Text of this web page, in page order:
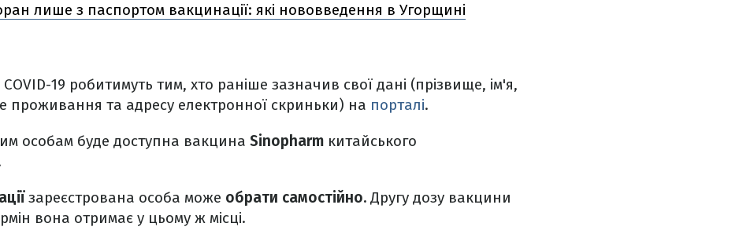
лише з паспортом вакцинації: які нововведення в Угорщині
19 робитимуть тим, хто раніше зазначив свої дані (прізвище, ім'я,
проживання та адресу електронної скриньки) на порталі.
особам буде доступна вакцина Sinopharm китайського
зареєстрована особа може обрати самостійно. Другу дозу вакцини
вона отримає у цьому ж місці.